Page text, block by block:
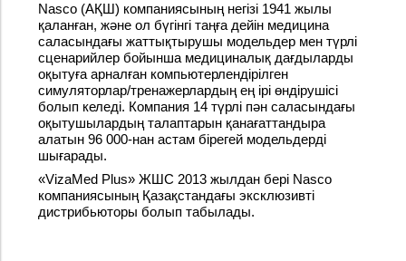
Nasco (АҚШ) компаниясының негізі 1941 жылы
қаланған, және ол бүгінгі таңға дейін медицина
саласындағы жаттықтырушы модельдер мен түрлі
сценарийлер бойынша медициналық дағдыларды
оқытуға арналған компьютерлендірілген
симуляторлар/тренажерлардың ең ірі өндірушісі
болып келеді. Компания 14 түрлі пән саласындағы
оқытушылардың талаптарын қанағаттандыра
алатын 96 000-нан астам бірегей модельдерді
шығарады.
«VizaMed Plus» ЖШС 2013 жылдан бері Nasco
компаниясының Қазақстандағы эксклюзивті
дистрибьюторы болып табылады.